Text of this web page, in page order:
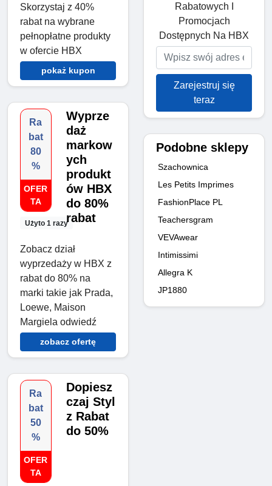
Skorzystaj z 40%
rabat na wybrane
pełnopłatne produkty
w ofercie HBX
pokaż kupon
Ra
bat
80
%
OFER
TA
Użyto 1 razy
Wyprze
daż
markow
ych
produkt
ów HBX
do 80%
rabat
Zobacz dział
wyprzedaży w HBX z
rabat do 80% na
marki takie jak Prada,
Loewe, Maison
Margiela odwiedź
zobacz ofertę
Ra
bat
50
%
OFER
TA
Dopiesz
czaj Styl
z Rabat
do 50%
Rabatowych I
Promocjach
Dostępnych Na HBX
Zarejestruj się
teraz
Podobne sklepy
Szachownica
Les Petits Imprimes
FashionPlace PL
Teachersgram
VEVAwear
Intimissimi
Allegra K
JP1880